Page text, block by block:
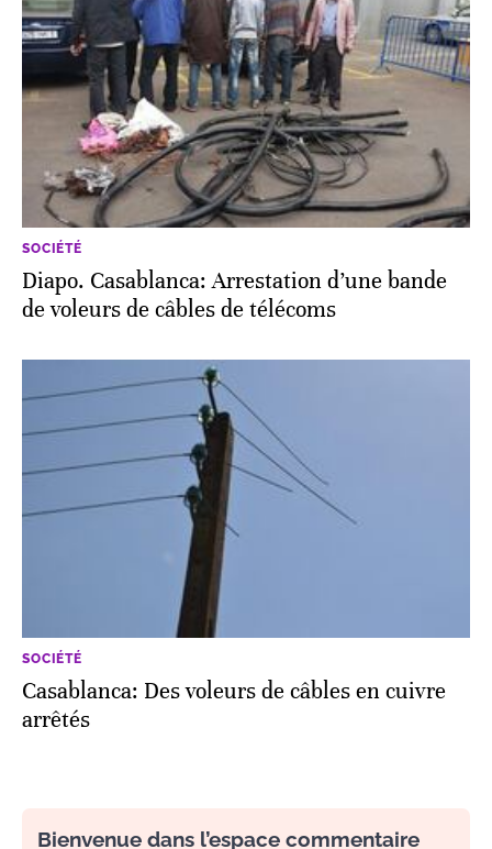
SOCIÉTÉ
Diapo. Casablanca: Arrestation d’une bande
de voleurs de câbles de télécoms
SOCIÉTÉ
Casablanca: Des voleurs de câbles en cuivre
arrêtés
Bienvenue dans l’espace commentaire